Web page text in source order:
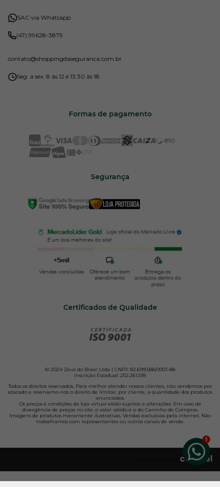
SAC via Whatsapp
(47) 99628-3875
contato@shoppingdaseguranca.com.br
Seg. a sex. 8 às 12 e 13:30 às 18
Formas de pagamento
Segurança
Certificados de Qualidade
© 2024 Zeus do Brasil Ltda | CNPJ: 82.699.588/0001-88
Inscrição Estadual: 252.261.518
Todos os direitos reservados. Para melhor atender nossos clientes, não vendemos por
atacado e reservamo-nos o direito de limitar, por cliente, a quantidade dos produtos
anunciados.
Os preços e condições da loja virtual estão sujeitos a alterações. Em caso de
divergência de preços no site, o valor válido é o do Carrinho de Compras.
Imagens de produtos meramente ilustrativas. Vendas exclusivas pela internet. Não
trabalhamos com representantes ou outros canais de venda.